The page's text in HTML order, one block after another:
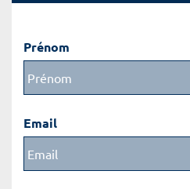
Prénom
Email